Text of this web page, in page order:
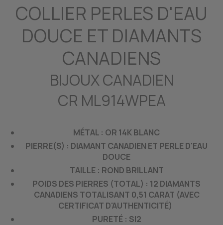
COLLIER PERLES D'EAU
DOUCE ET DIAMANTS
CANADIENS
BIJOUX CANADIEN
CR ML914WPEA
MÉTAL : OR 14K BLANC
PIERRE(S) : DIAMANT CANADIEN ET PERLE D'EAU
DOUCE
TAILLE : ROND BRILLANT
POIDS DES PIERRES (TOTAL) : 12 DIAMANTS
CANADIENS TOTALISANT 0,51 CARAT (AVEC
CERTIFICAT D'AUTHENTICITÉ)
PURETÉ : SI2